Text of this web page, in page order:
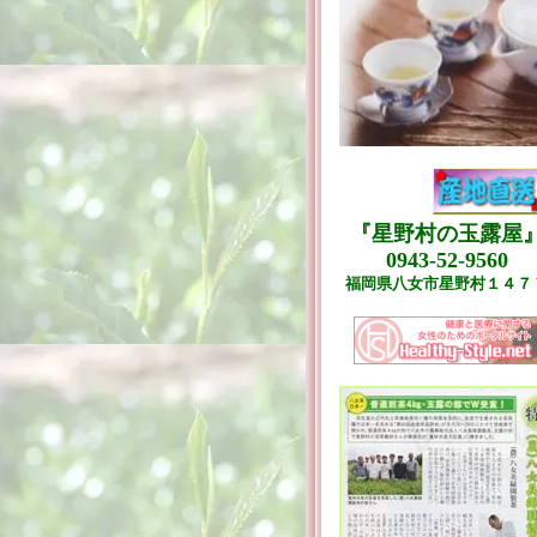
『星野村の玉露屋
0943-52-9560
福岡県八女市星野村１４７